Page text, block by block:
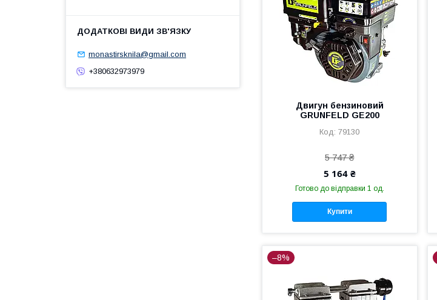
Двигун бензиновий
GRUNFELD GE200
79130
5 747 ₴
5 164 ₴
Готово до відправки 1 од.
Купити
–8%
monastirsknila@gmail.com
+380632973979